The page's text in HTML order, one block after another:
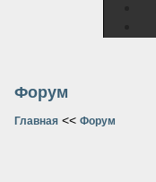
Форум
Главная << Форум